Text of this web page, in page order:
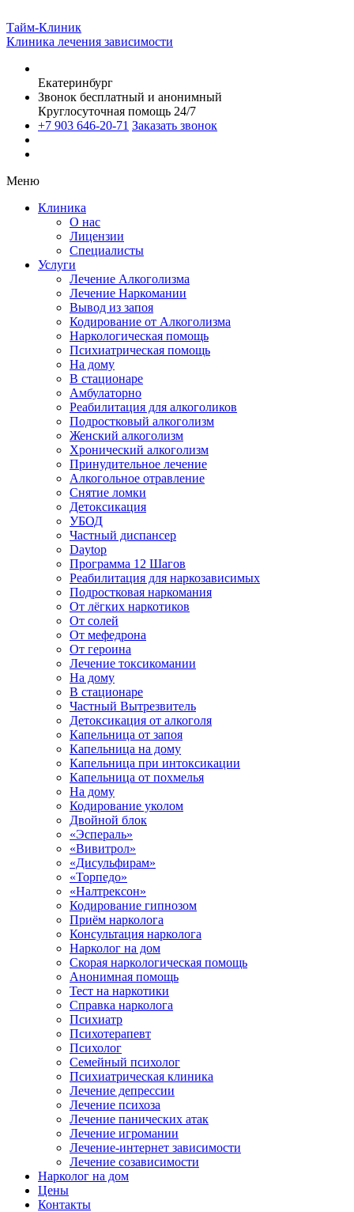
Тайм-Клиник
Клиника лечения зависимости
Екатеринбург
Звонок бесплатный и анонимный
Круглосуточная помощь 24/7
+7 903 646-20-71 Заказать звонок
Меню
Клиника
О нас
Лицензии
Специалисты
Услуги
Лечение Алкоголизма
Лечение Наркомании
Вывод из запоя
Кодирование от Алкоголизма
Наркологическая помощь
Психиатрическая помощь
На дому
В стационаре
Амбулаторно
Реабилитация для алкоголиков
Подростковый алкоголизм
Женский алкоголизм
Хронический алкоголизм
Принудительное лечение
Алкогольное отравление
Снятие ломки
Детоксикация
УБОД
Частный диспансер
Daytop
Программа 12 Шагов
Реабилитация для наркозависимых
Подростковая наркомания
От лёгких наркотиков
От солей
От мефедрона
От героина
Лечение токсикомании
На дому
В стационаре
Частный Вытрезвитель
Детоксикация от алкоголя
Капельница от запоя
Капельница на дому
Капельница при интоксикации
Капельница от похмелья
На дому
Кодирование уколом
Двойной блок
«Эспераль»
«Вивитрол»
«Дисульфирам»
«Торпедо»
«Налтрексон»
Кодирование гипнозом
Приём нарколога
Консультация нарколога
Нарколог на дом
Скорая наркологическая помощь
Анонимная помощь
Тест на наркотики
Справка нарколога
Психиатр
Психотерапевт
Психолог
Семейный психолог
Психиатрическая клиника
Лечение депрессии
Лечение психоза
Лечение панических атак
Лечение игромании
Лечение-интернет зависимости
Лечение созависимости
Нарколог на дом
Цены
Контакты